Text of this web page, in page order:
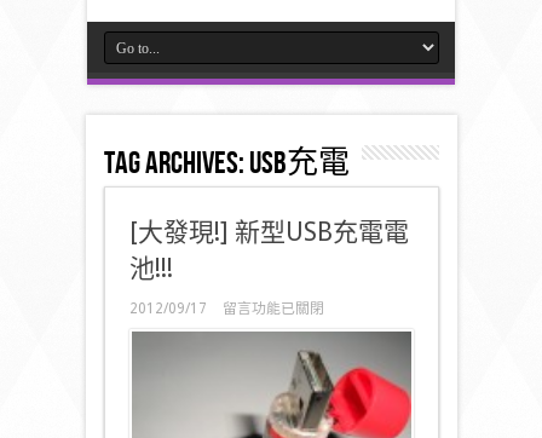
Tag Archives:USB充電
[大發現!] 新型USB充電電
池!!!
2012/09/17
在
〈[大
留言功能已關閉